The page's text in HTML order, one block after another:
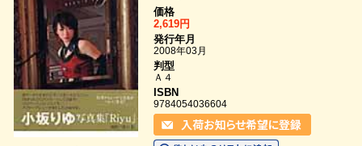
価格
2,619円
発行年月
2008年03月
判型
Ａ４
ISBN
9784054036604